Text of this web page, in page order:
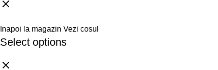
Inapoi la magazin Vezi cosul
Select options